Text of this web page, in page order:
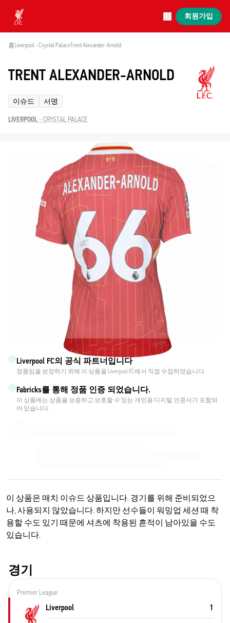
Now live
Liverpool
회원가입
홈Liverpool - Crystal PalaceTrent Alexander-Arnold
TRENT ALEXANDER-ARNOLD
이슈드 서명
LIVERPOOL-CRYSTAL PALACE
Liverpool FC의 공식 파트너입니다
정품임을 보장하기 위해 이 상품을 Liverpool FC에서 직접 수집하였습니다.
Fabricks를 통해 정품 인증 되었습니다.
이 상품에는 상품을 보증하고 보호할 수 있는 개인용 디지털 인증서가 포함되
어 있습니다.
이 상품은 매치 이슈드 상품입니다. 경기를 위해 준비되었으
나, 사용되지 않았습니다. 하지만 선수들이 워밍업 세션 때 착
용할 수도 있기 때문에 셔츠에 착용된 흔적이 남아있을 수도
있습니다.
경기
Premier League
Liverpool 1